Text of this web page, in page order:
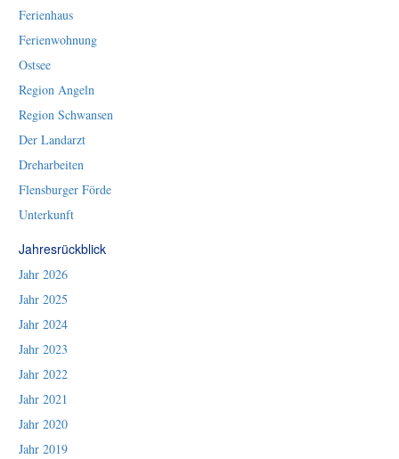
Ferienhaus
Ferienwohnung
Ostsee
Region Angeln
Region Schwansen
Der Landarzt
Dreharbeiten
Flensburger Förde
Unterkunft
Jahresrückblick
Jahr 2026
Jahr 2025
Jahr 2024
Jahr 2023
Jahr 2022
Jahr 2021
Jahr 2020
Jahr 2019